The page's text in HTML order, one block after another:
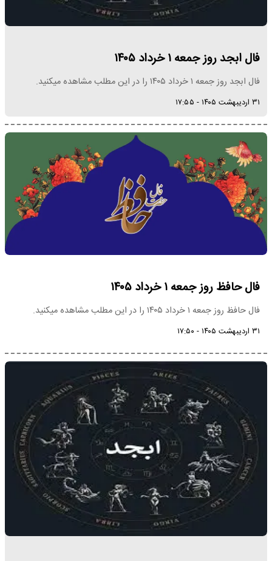
فال ابجد روز جمعه ۱ خرداد ۱۴۰۵
فال ابجد روز جمعه ۱ خرداد ۱۴۰۵ را در این مطلب مشاهده میکنید.
۳۱ اردیبهشت ۱۴۰۵ - ۱۷:۵۵
فال حافظ روز جمعه ۱ خرداد ۱۴۰۵
فال حافظ روز جمعه ۱ خرداد ۱۴۰۵ را در این مطلب مشاهده میکنید.
۳۱ اردیبهشت ۱۴۰۵ - ۱۷:۵۰